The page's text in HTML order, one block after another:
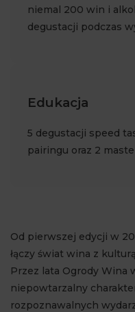
niemal 200 win i
degustacji podczas
Edukacja
5 degustacji speed
pairingu oraz 2
Od pierwszej edycji w
łączy świat wina z
Przez lata Ogrody Wina
niepowtarzalny
rozpoznawalnych